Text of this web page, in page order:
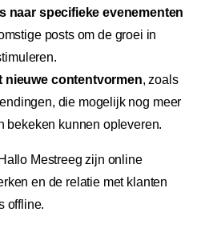
naar specifieke evenementen
posts om de groei in
nieuwe contentvormen, zoals
die mogelijk nog meer
bekeken kunnen opleveren.
Mestreeg zijn online
en de relatie met klanten
offline.